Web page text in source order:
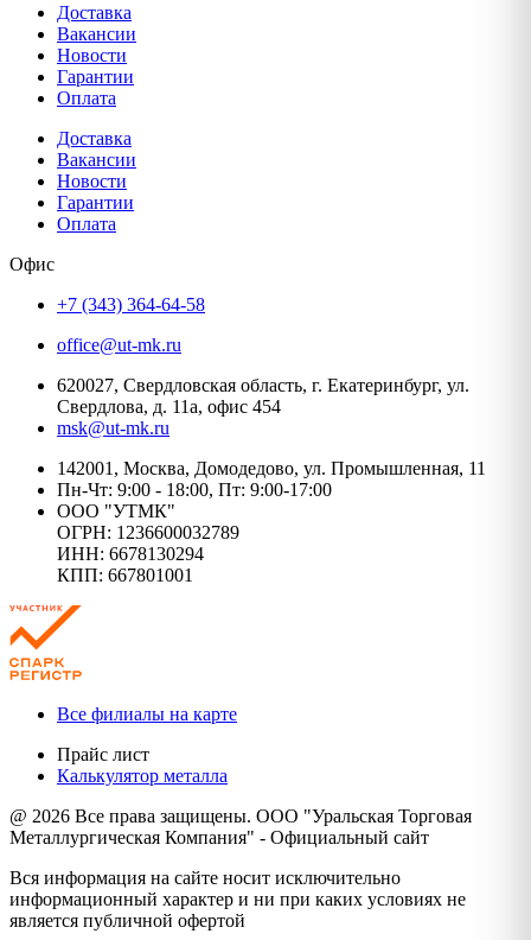
Доставка
Вакансии
Новости
Гарантии
Оплата
Доставка
Вакансии
Новости
Гарантии
Оплата
Офис
+7 (343) 364-64-58
office@ut-mk.ru
620027, Свердловская область, г. Екатеринбург, ул.
Свердлова, д. 11а, офис 454
msk@ut-mk.ru
142001, Москва, Домодедово, ул. Промышленная, 11
Пн-Чт: 9:00 - 18:00, Пт: 9:00-17:00
ООО "УТМК"
ОГРН: 1236600032789
ИНН: 6678130294
КПП: 667801001
Все филиалы на карте
Прайс лист
Калькулятор металла
@ 2026 Все права защищены. ООО "Уральская Торговая
Металлургическая Компания" - Официальный сайт
Вся информация на сайте носит исключительно
информационный характер и ни при каких условиях не
является публичной офертой